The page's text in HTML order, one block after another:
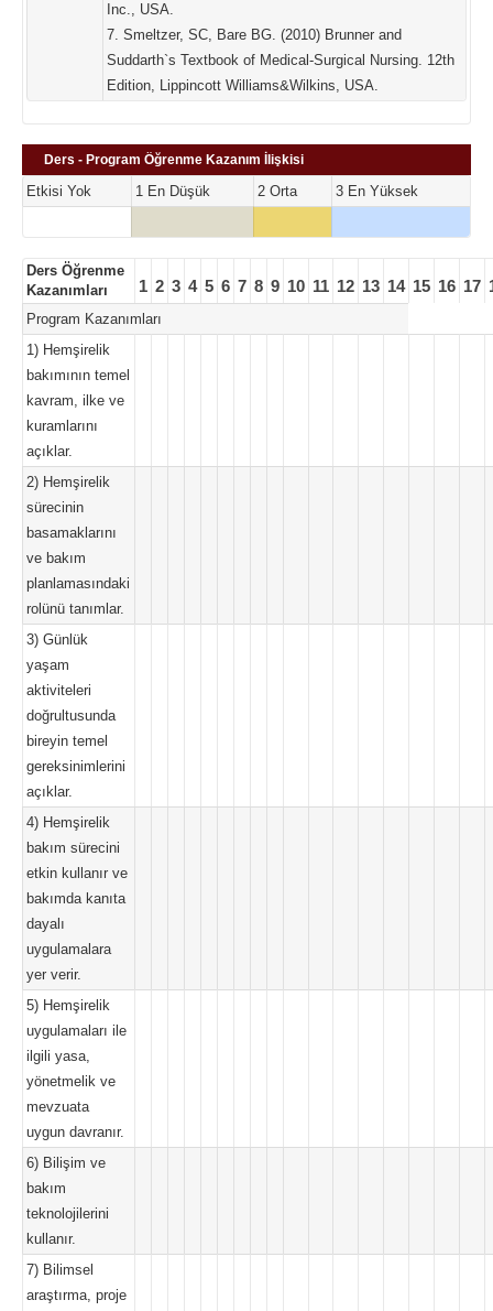
Inc., USA.
7. Smeltzer, SC, Bare BG. (2010) Brunner and
Suddarth`s Textbook of Medical-Surgical Nursing. 12th
Edition, Lippincott Williams&Wilkins, USA.
Ders - Program Öğrenme Kazanım İlişkisi
Etkisi Yok 1 En Düşük 2 Orta 3 En Yüksek
Ders Öğrenme
Kazanımları
1 2 3 4 5 6 7 8 9 10 11 12 13 14 15 16 17
Program Kazanımları
1) Hemşirelik
bakımının temel
kavram, ilke ve
kuramlarını
açıklar.
2) Hemşirelik
sürecinin
basamaklarını
ve bakım
planlamasındaki
rolünü tanımlar.
3) Günlük
yaşam
aktiviteleri
doğrultusunda
bireyin temel
gereksinimlerini
açıklar.
4) Hemşirelik
bakım sürecini
etkin kullanır ve
bakımda kanıta
dayalı
uygulamalara
yer verir.
5) Hemşirelik
uygulamaları ile
ilgili yasa,
yönetmelik ve
mevzuata
uygun davranır.
6) Bilişim ve
bakım
teknolojilerini
kullanır.
7) Bilimsel
araştırma, proje